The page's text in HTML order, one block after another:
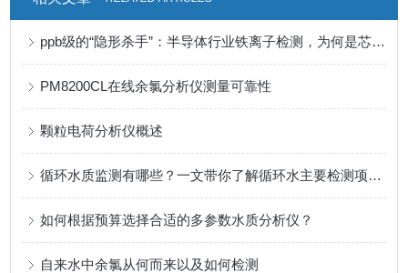
ppb级的“隐形杀手”：半导体行业铁离子检测，为何是芯片良率的关键防线？
PM8200CL在线余氯分析仪测量可靠性
颗粒电荷分析仪概述
循环水质监测有哪些？一文带你了解循环水主要检测项目及解决方案
如何根据预算选择合适的多参数水质分析仪？
自来水中余氯从何而来以及如何检测